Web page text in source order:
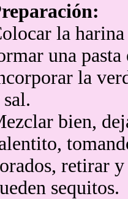
la
una pasta
la
bien,
retirar y
sequitos.